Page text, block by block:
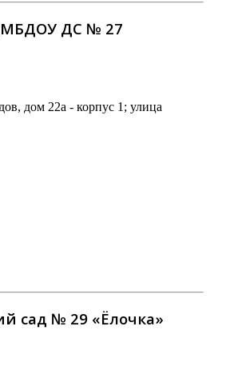
ДС № 27
дом 22а - корпус 1; улица
сад № 29 «Ёлочка»